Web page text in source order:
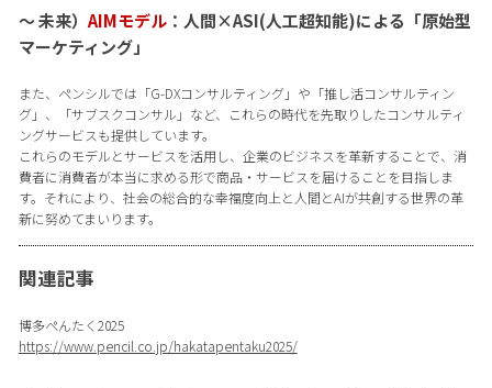
〜 未来） AIMモデル：人間×ASI(人工超知能)による「原始型
マーケティング」
また、ペンシルでは「G-DXコンサルティング」や「推し活コンサルティン
グ」、「サブスクコンサル」など、これらの時代を先取りしたコンサルティ
ングサービスも提供しています。
これらのモデルとサービスを活用し、企業のビジネスを革新することで、消
費者に消費者が本当に求める形で商品・サービスを届けることを目指しま
す。それにより、社会の総合的な幸福度向上と人間とAIが共創する世界の革
新に努めてまいります。
関連記事
博多ぺんたく2025
https://www.pencil.co.jp/hakatapentaku2025/